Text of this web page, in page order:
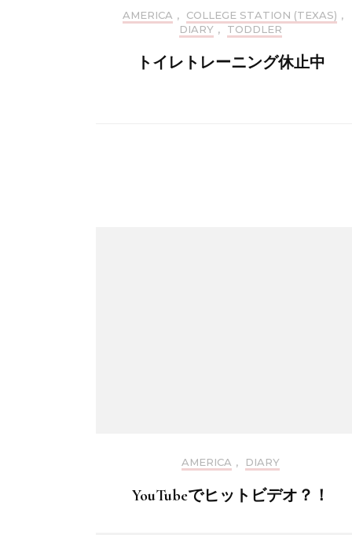
AMERICA , COLLEGE STATION (TEXAS) ,
DIARY , TODDLER
トイレトレーニング休止中
AMERICA , DIARY
YouTubeでヒットビデオ？！